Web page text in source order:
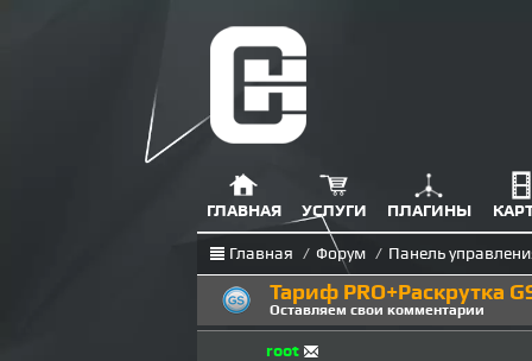
ГЛАВНАЯ УСЛУГИ ПЛАГИНЫ
Главная / Форум / Панель
Тариф PRO+Раскрутка
Оставляем свои комментарии
root